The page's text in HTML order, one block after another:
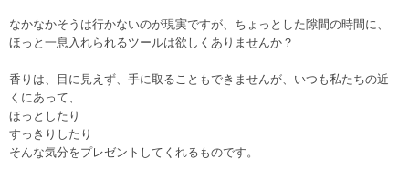
なかなかそうは行かないのが現実ですが、ちょっとした隙間の時間に、
ほっと一息入れられるツールは欲しくありませんか？
香りは、目に見えず、手に取ることもできませんが、いつも私たちの近
くにあって、
ほっとしたり
すっきりしたり
そんな気分をプレゼントしてくれるものです。